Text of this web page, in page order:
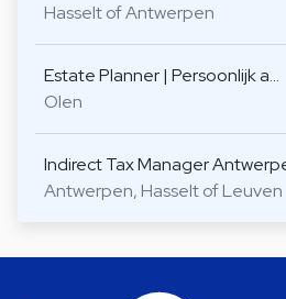
Hasselt of Antwerpen
Estate Planner | Persoonlijk a…
Olen
Indirect Tax Manager
Antwerpen, Hasselt of Leuven